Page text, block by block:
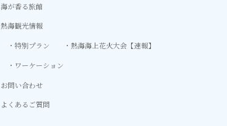
海が香る旅館
熱海観光情報
特別プラン
熱海海上花火大会【速報】
ワーケーション
お問い合わせ
よくあるご質問